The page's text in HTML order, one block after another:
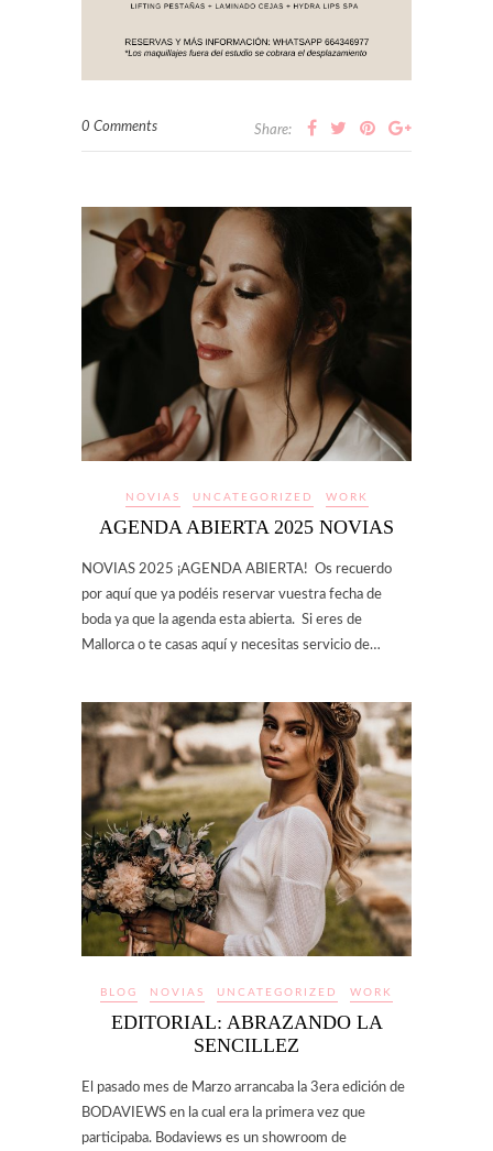
0 Comments Share:
NOVIAS UNCATEGORIZED WORK
AGENDA ABIERTA 2025 NOVIAS
NOVIAS 2025 ¡AGENDA ABIERTA! Os recuerdo
por aquí que ya podéis reservar vuestra fecha de
boda ya que la agenda esta abierta. Si eres de
Mallorca o te casas aquí y necesitas servicio de…
BLOG NOVIAS UNCATEGORIZED WORK
EDITORIAL: ABRAZANDO LA
SENCILLEZ
El pasado mes de Marzo arrancaba la 3era edición de
BODAVIEWS en la cual era la primera vez que
participaba. Bodaviews es un showroom de